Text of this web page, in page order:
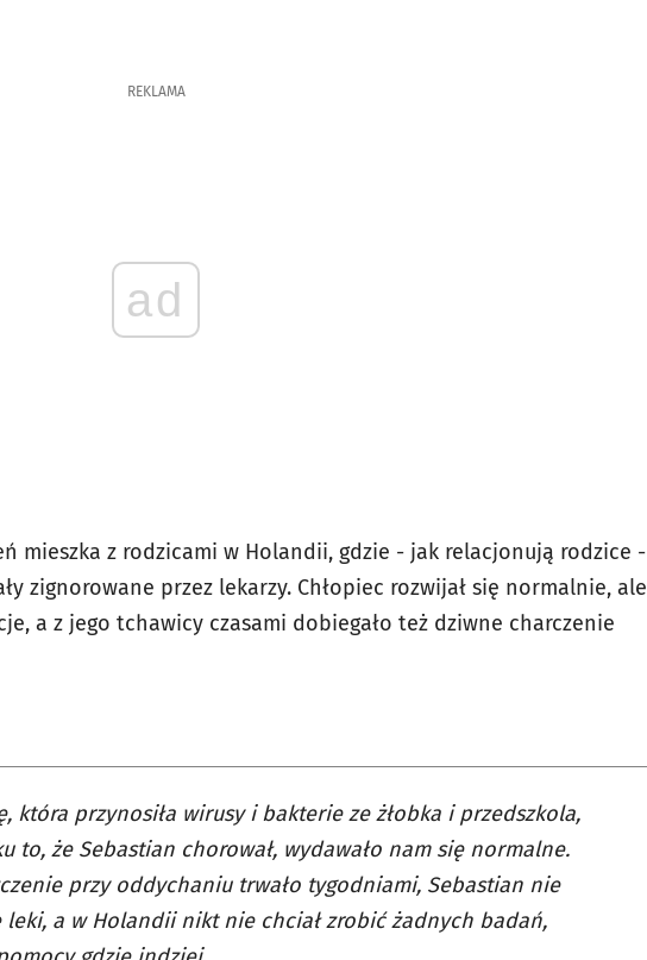
REKLAMA
ad
mieszka z rodzicami w Holandii, gdzie - jak relacjonują rodzice -
zignorowane przez lekarzy. Chłopiec rozwijał się normalnie, ale
a z jego tchawicy czasami dobiegało też dziwne charczenie
która przynosiła wirusy i bakterie ze żłobka i przedszkola,
to, że Sebastian chorował, wydawało nam się normalne.
przy oddychaniu trwało tygodniami, Sebastian nie
leki, a w Holandii nikt nie chciał zrobić żadnych badań,